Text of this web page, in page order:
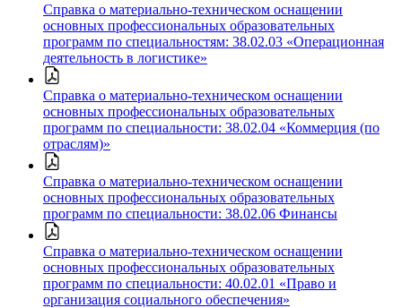
Справка о материально-техническом оснащении
основных профессиональных образовательных
программ по специальностям: 38.02.03 «Операционная
деятельность в логистике»
Справка о материально-техническом оснащении
основных профессиональных образовательных
программ по специальности: 38.02.04 «Коммерция (по
отраслям)»
Справка о материально-техническом оснащении
основных профессиональных образовательных
программ по специальности: 38.02.06 Финансы
Справка о материально-техническом оснащении
основных профессиональных образовательных
программ по специальности: 40.02.01 «Право и
организация социального обеспечения»